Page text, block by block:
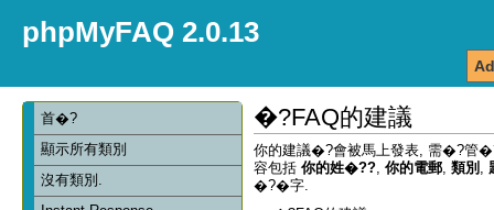
phpMyFAQ 2.0.13
首�?
顯示所有類別
沒有類別.
�?FAQ的建議
你的建議�?會被馬上發表, 需�?管
容包括 你的姓�?? 你的電郵 類別
�?�字.